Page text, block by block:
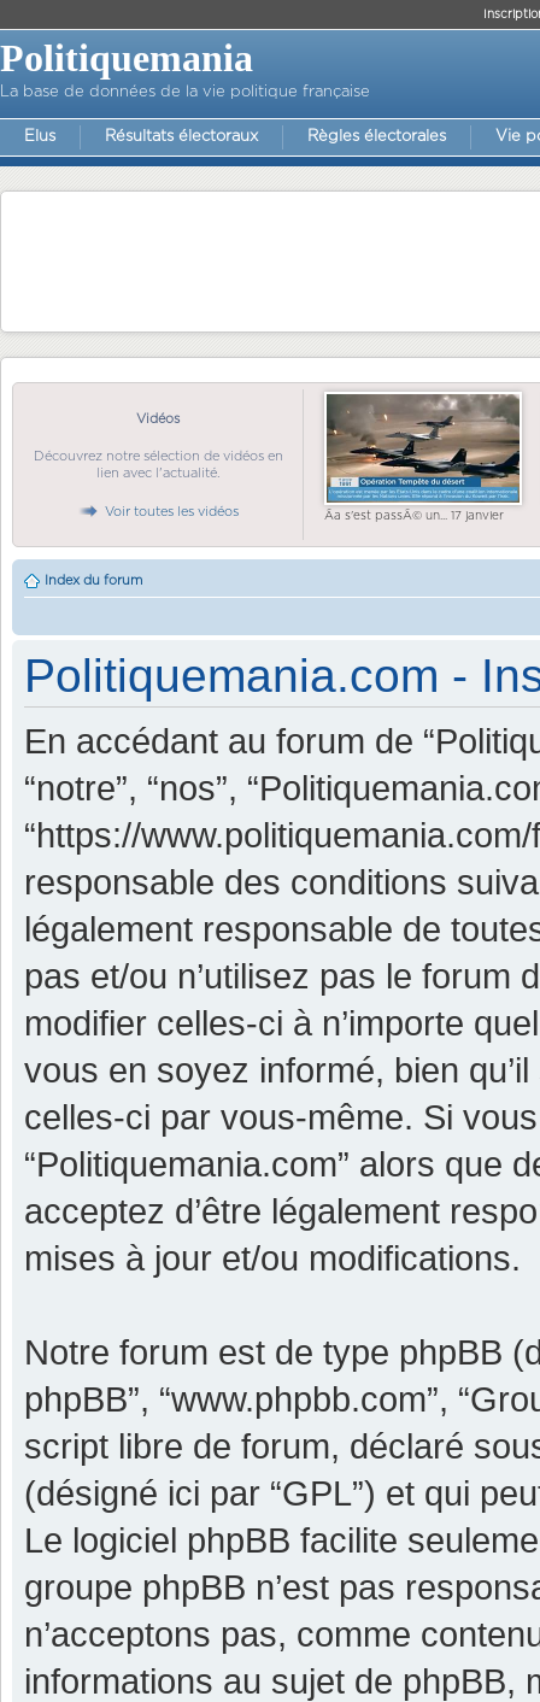
Politiquemania
La base de données de la vie politique française
Elus Résultats électoraux Règles électorales Vie
Vidéos
Découvrez notre sélection de vidéos en
lien avec l'actualité.
Voir toutes les vidéos Ãa s'est passÃ© un... 17 janvier
Index du forum
Politiquemania.com -
En accédant au forum de
“notre”, “nos”,
“https://
responsable des conditions
légalement responsable de
pas et/ou n’utilisez pas le forum
modifier celles-ci à n’importe
vous en soyez informé, bien
celles-ci par vous-même. Si
“Politiquemania.com” alors que
acceptez d’être légalement
mises à jour et/ou modifications.
Notre forum est de type phpBB
phpBB”, “www.phpbb.com”,
script libre de forum, déclaré
(désigné ici par “GPL”) et qui
Le logiciel phpBB facilite
groupe phpBB n’est pas
n’acceptons pas, comme
informations au sujet de phpBB,